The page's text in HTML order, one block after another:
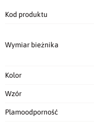
Kod produktu
Wymiar bieżnika
Kolor
Wzór
Plamoodporność